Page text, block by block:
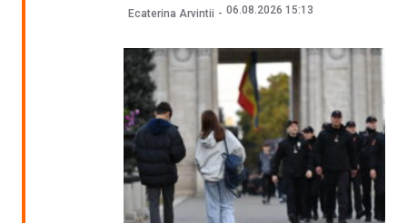
Ecaterina Arvintii 06.08.2026 15:13